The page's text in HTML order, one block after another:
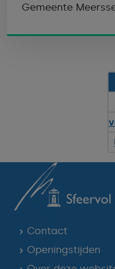
Gemeente
Contact
Openingstijden